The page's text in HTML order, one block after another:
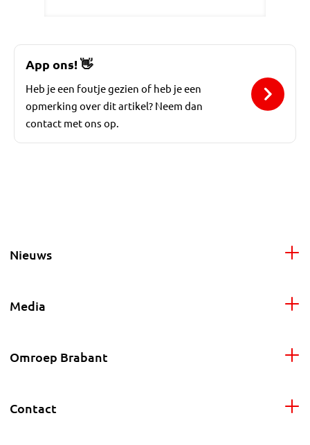
App ons!👋
Heb je een foutje gezien of heb je een
opmerking over dit artikel? Neem dan
contact met ons op.
Nieuws
Media
Omroep Brabant
Contact